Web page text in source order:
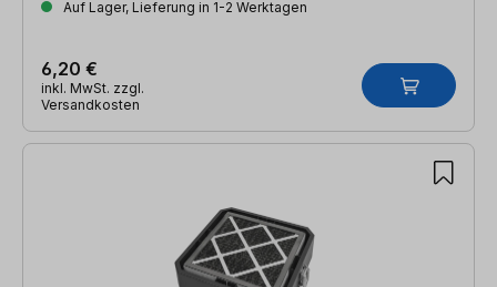
Auf Lager, Lieferung in 1-2 Werktagen
6,20 €
inkl. MwSt. zzgl.
Versandkosten